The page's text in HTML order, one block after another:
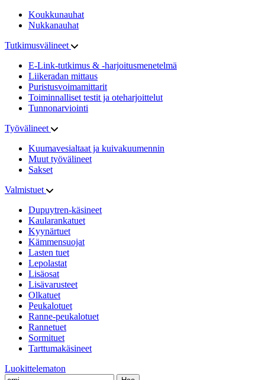
Koukkunauhat
Nukkanauhat
Tutkimusvälineet
E-Link-tutkimus & -harjoitusmenetelmä
Liikeradan mittaus
Puristusvoimamittarit
Toiminnalliset testit ja oteharjoittelut
Tunnonarviointi
Työvälineet
Kuumavesialtaat ja kuivakuumennin
Muut työvälineet
Sakset
Valmistuet
Dupuytren-käsineet
Kaularankatuet
Kyynärtuet
Kämmensuojat
Lasten tuet
Lepolastat
Lisäosat
Lisävarusteet
Olkatuet
Peukalotuet
Ranne-peukalotuet
Rannetuet
Sormituet
Tarttumakäsineet
Luokittelematon